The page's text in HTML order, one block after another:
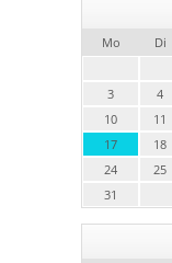
Mo Di
3
4
10
11
17
18
24
25
31